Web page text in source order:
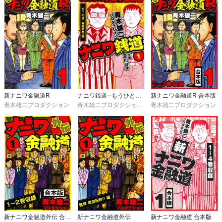
新ナニワ金融道R
青木雄二プロダクション
ナニワ銭道─もうひとつのナニワ金融道
青木雄二プロダクション
及川コオ
新ナニワ金融道R 合本版
青木雄二プロダクション
新ナニワ金融道外伝
新ナニワ金融道 合本版